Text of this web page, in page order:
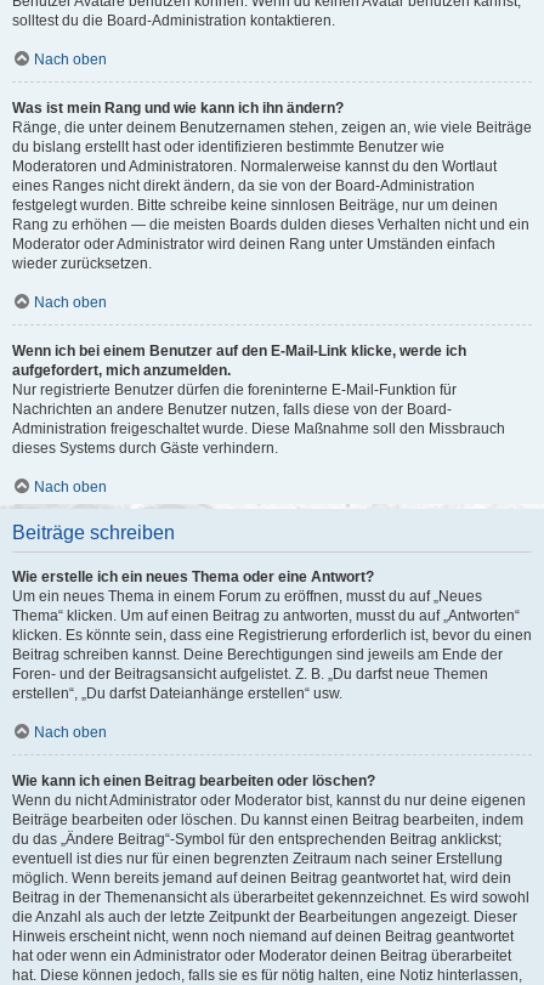
solltest du die Board-Administration kontaktieren.
Nach oben
Was ist mein Rang und wie kann ich ihn ändern?
Ränge, die unter deinem Benutzernamen stehen, zeigen an, wie viele Beiträge
du bislang erstellt hast oder identifizieren bestimmte Benutzer wie
Moderatoren und Administratoren. Normalerweise kannst du den Wortlaut
eines Ranges nicht direkt ändern, da sie von der Board-Administration
festgelegt wurden. Bitte schreibe keine sinnlosen Beiträge, nur um deinen
Rang zu erhöhen — die meisten Boards dulden dieses Verhalten nicht und ein
Moderator oder Administrator wird deinen Rang unter Umständen einfach
wieder zurücksetzen.
Nach oben
Wenn ich bei einem Benutzer auf den E-Mail-Link klicke, werde ich
aufgefordert, mich anzumelden.
Nur registrierte Benutzer dürfen die foreninterne E-Mail-Funktion für
Nachrichten an andere Benutzer nutzen, falls diese von der Board-
Administration freigeschaltet wurde. Diese Maßnahme soll den Missbrauch
dieses Systems durch Gäste verhindern.
Nach oben
Beiträge schreiben
Wie erstelle ich ein neues Thema oder eine Antwort?
Um ein neues Thema in einem Forum zu eröffnen, musst du auf „Neues
Thema“ klicken. Um auf einen Beitrag zu antworten, musst du auf „Antworten“
klicken. Es könnte sein, dass eine Registrierung erforderlich ist, bevor du einen
Beitrag schreiben kannst. Deine Berechtigungen sind jeweils am Ende der
Foren- und der Beitragsansicht aufgelistet. Z. B. „Du darfst neue Themen
erstellen“, „Du darfst Dateianhänge erstellen“ usw.
Nach oben
Wie kann ich einen Beitrag bearbeiten oder löschen?
Wenn du nicht Administrator oder Moderator bist, kannst du nur deine eigenen
Beiträge bearbeiten oder löschen. Du kannst einen Beitrag bearbeiten, indem
du das „Ändere Beitrag“-Symbol für den entsprechenden Beitrag anklickst;
eventuell ist dies nur für einen begrenzten Zeitraum nach seiner Erstellung
möglich. Wenn bereits jemand auf deinen Beitrag geantwortet hat, wird dein
Beitrag in der Themenansicht als überarbeitet gekennzeichnet. Es wird sowohl
die Anzahl als auch der letzte Zeitpunkt der Bearbeitungen angezeigt. Dieser
Hinweis erscheint nicht, wenn noch niemand auf deinen Beitrag geantwortet
hat oder wenn ein Administrator oder Moderator deinen Beitrag überarbeitet
hat. Diese können jedoch, falls sie es für nötig halten, eine Notiz hinterlassen,